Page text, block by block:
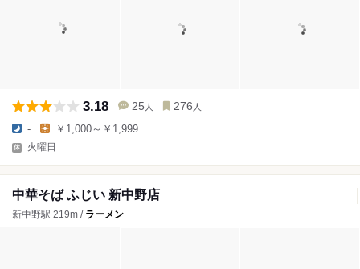
3.18 25 人 276 人
- ￥1,000～￥1,999
火曜日
中華そば ふじい 新中野店
新中野駅 219m / ラーメン